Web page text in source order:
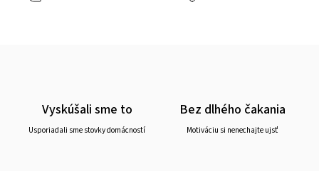
Vyskúšali sme to
Usporiadali sme stovky domácností
Bez dlhého čakania
Motiváciu si nenechajte ujsť